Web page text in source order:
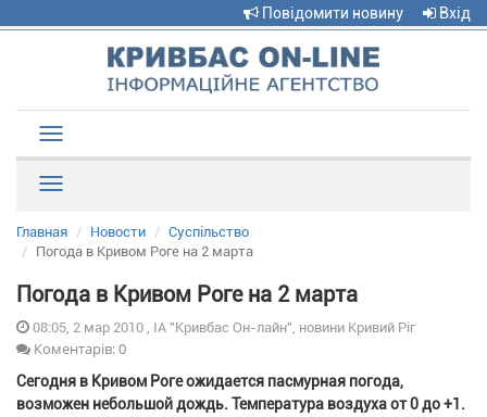
Повідомити новину Вхід
navigation
Главная Новости
Суспільство
Погода в Кривом Роге на 2 марта
Погода в Кривом Роге на 2 марта
08:05, 2 мар 2010 , ІА "Кривбас Он-лайн", новини Кривий Ріг
Коментарів: 0
Сегодня в Кривом Роге ожидается пасмурная погода,
возможен небольшой дождь. Температура воздуха от 0 до +1.